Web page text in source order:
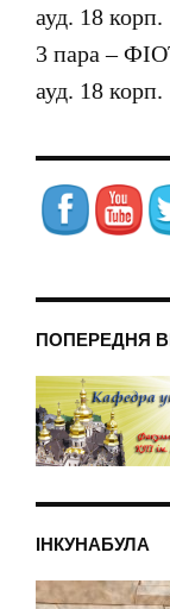
ауд. 18 корп.
3 пара –
ауд. 18 корп.
ПОПЕРЕДНЯ
ІНКУНАБУЛА